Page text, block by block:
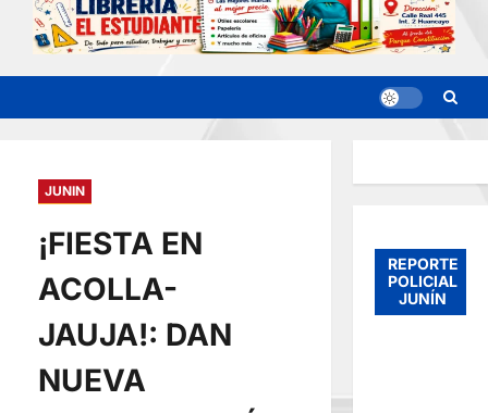
JUNIN
¡FIESTA EN
ACOLLA-
JAUJA!: DAN
NUEVA
REPORTE
POLICIAL
JUNÍN